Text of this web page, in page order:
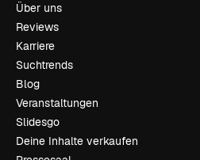
Über uns
Reviews
Karriere
Suchtrends
Blog
Veranstaltungen
Slidesgo
Deine Inhalte verkaufen